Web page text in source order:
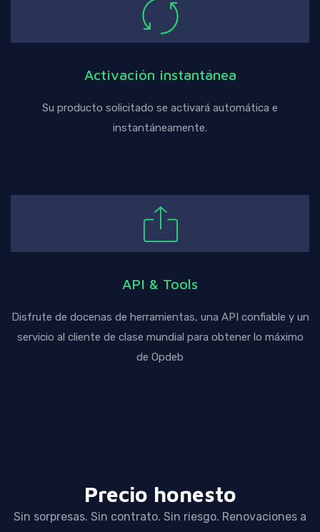
Activación instantánea
Su producto solicitado se activará automática e
instantáneamente.
API & Tools
Disfrute de docenas de herramientas, una API confiable y un
servicio al cliente de clase mundial para obtener lo máximo
de Opdeb
Precio honesto
Sin sorpresas. Sin contrato. Sin riesgo. Renovaciones a